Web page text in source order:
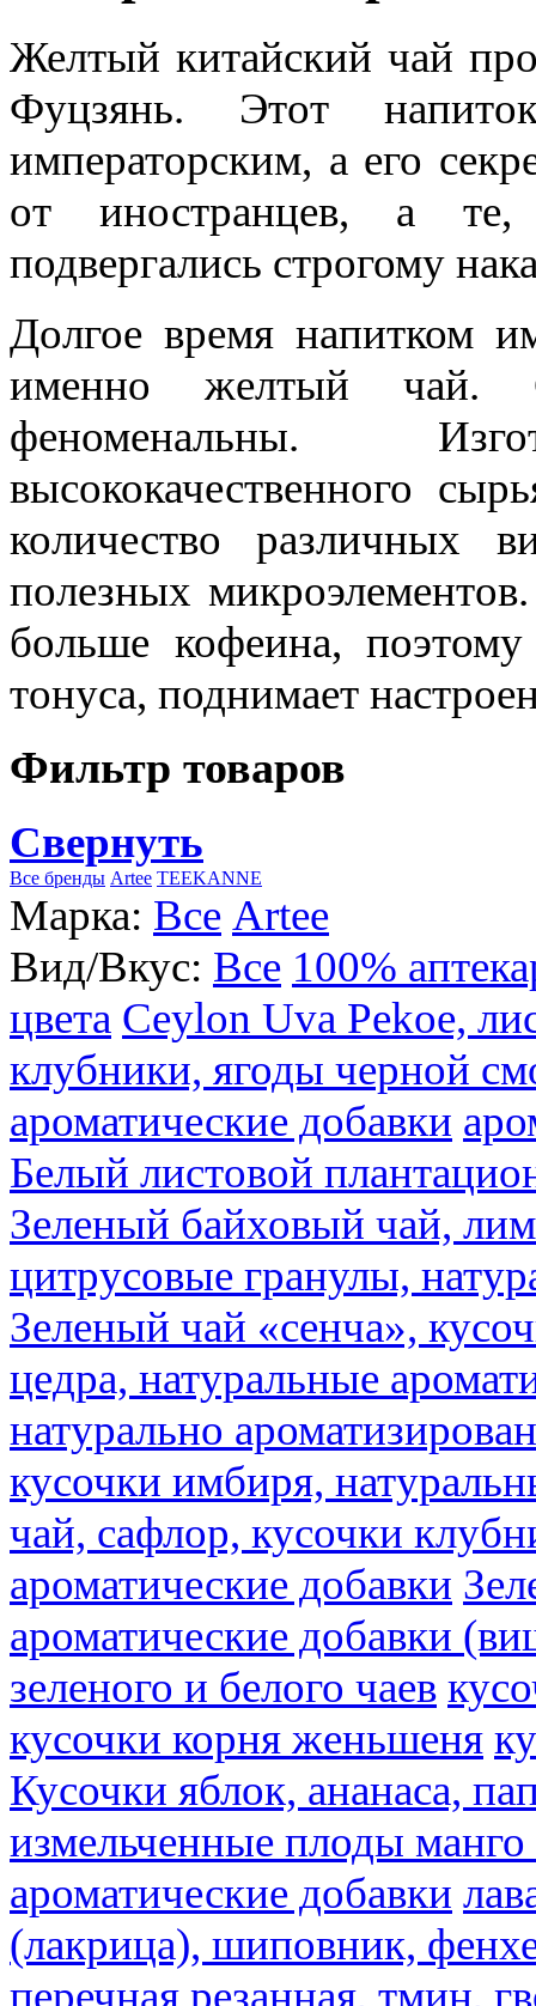
Желтый китайский чай
Фуцзянь. Этот
императорским, а его
от иностранцев, а
подвергались строгому
Долгое время напитком
именно желтый чай.
феноменальны.
высококачественного
количество различных
полезных
больше кофеина,
тонуса, поднимает
Фильтр товаров
Свернуть
Все бренды Artee TEEKANNE
Марка: Все Artee
Вид/Вкус: Все 100%
цвета Ceylon Uva Pekoe,
клубники, ягоды черной
ароматические добавки
Белый листовой
Зеленый байховый чай,
цитрусовые гранулы,
Зеленый чай «сенча»,
цедра, натуральные
натурально
кусочки имбиря,
чай, сафлор, кусочки
ароматические добавки
ароматические добавки
зеленого и белого чаев
кусочки корня женьшеня
Кусочки яблок, ананаса,
измельченные плоды
ароматические добавки
(лакрица), шиповник,
перечная резанная, тмин,